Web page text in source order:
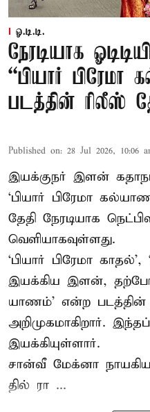
ஓ.டி.டி.
நேரடியாக
“பியார்
படத்தின் ரிலீஸ்
Published on: 28 Jul 2026, 10:06
இயக்குநர் இளன்
‘பி​யார் பிரேமா
தேதி நேரடியாக
வெளியாகவுள்ளது.
‘பி​யார் பிரேமா
இயக்​கிய இளன்,
யாணம்’ என்ற படத்​தின்
அறி​முக​மாகிறார்.
இயக்​கி​யுள்​ளார்.
சான்வீ மேக்னா
தில் ரா ...